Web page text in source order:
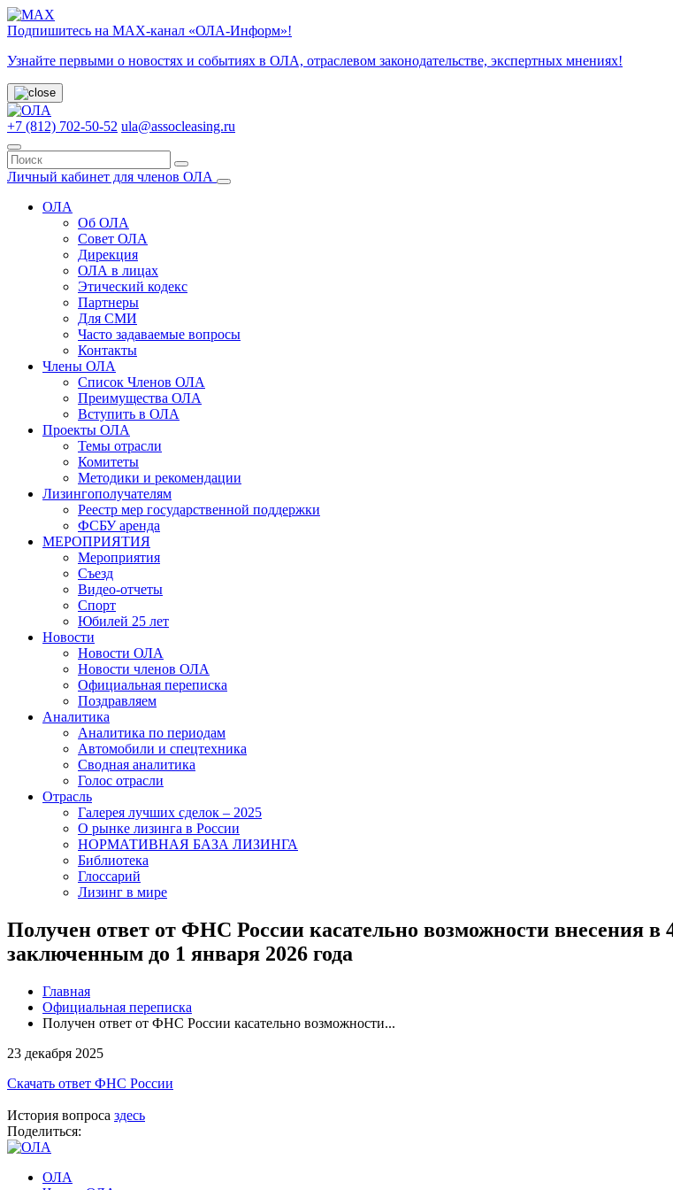
Подпишитесь на МАХ-канал «ОЛА-Информ»!
Узнайте первыми о новостях и событиях в ОЛА, отраслевом законодательстве, экспертных мнениях!
+7 (812) 702-50-52 ula@assocleasing.ru
Личный кабинет для членов ОЛА
ОЛА
Об ОЛА
Совет ОЛА
Дирекция
ОЛА в лицах
Этический кодекс
Партнеры
Для СМИ
Часто задаваемые вопросы
Контакты
Члены ОЛА
Список Членов ОЛА
Преимущества ОЛА
Вступить в ОЛА
Проекты ОЛА
Темы отрасли
Комитеты
Методики и рекомендации
Лизингополучателям
Реестр мер государственной поддержки
ФСБУ аренда
МЕРОПРИЯТИЯ
Мероприятия
Съезд
Видео-отчеты
Спорт
Юбилей 25 лет
Новости
Новости ОЛА
Новости членов ОЛА
Официальная переписка
Поздравляем
Аналитика
Аналитика по периодам
Автомобили и спецтехника
Сводная аналитика
Голос отрасли
Отрасль
Галерея лучших сделок – 2025
О рынке лизинга в России
НОРМАТИВНАЯ БАЗА ЛИЗИНГА
Библиотека
Глоссарий
Лизинг в мире
Получен ответ от ФНС России касательно возможности внесения
заключенным до 1 января 2026 года
Главная
Официальная переписка
Получен ответ от ФНС России касательно возможности...
23 декабря 2025
Скачать ответ ФНС России
История вопроса здесь
Поделиться:
ОЛА